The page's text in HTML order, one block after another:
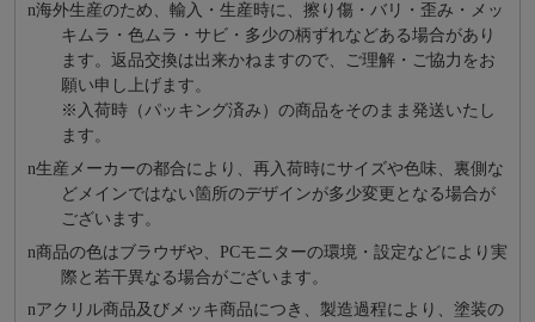
n海外⽣産のため、輸⼊・⽣産時に、擦り傷・バリ・歪み・メッ
キムラ・色ムラ・サビ・多少の柄ずれなどある場合があり
ます。返品交換は出来かねますので、ご理解・ご協⼒をお
願い申し上げます。
※⼊荷時（パッキング済み）の商品をそのまま発送いたし
ます。
n⽣産メーカーの都合により、再⼊荷時にサイズや⾊味、裏側な
どメインではない箇所のデザインが多少変更となる場合が
ございます。
n商品の⾊はブラウザや、PCモニターの環境・設定などにより実
際と若⼲異なる場合がございます。
nアクリル商品及びメッキ商品につき、製造過程により、塗装の